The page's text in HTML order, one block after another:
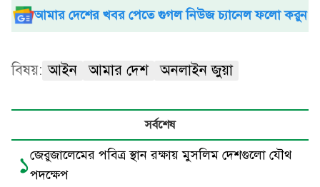
আমার দেশের খবর পেতে গুগল নিউজ চ্যানেল ফলো করুন
বিষয়: আইন আমার দেশ অনলাইন জুয়া
সর্বশেষ
১জেরুজালেমের পবিত্র স্থান রক্ষায় মুসলিম দেশগুলো যৌথ
পদক্ষেপ